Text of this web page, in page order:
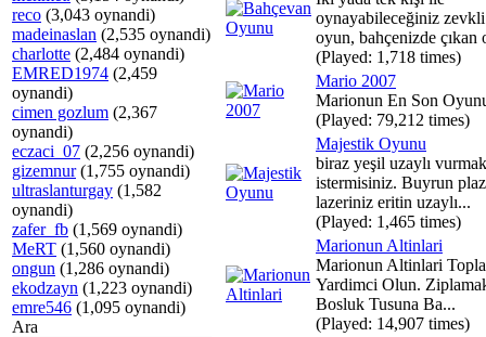
reco (3,043 oynandi)
madeinaslan (2,535 oynandi)
charlotte (2,484 oynandi)
EMRED1974 (2,459
oynandi)
cimen gozlum (2,367
oynandi)
eczaci_07 (2,256 oynandi)
gizemnur(1,755 oynandi)
ultraslanturgay (1,582
oynandi)
zafer_fb (1,569 oynandi)
MeRT (1,560 oynandi)
ongun (1,286 oynandi)
ekodzayn (1,223 oynandi)
emre546 (1,095 oynandi)
Ara
oynayabileceğiniz
oyun, bahçenizde çıkan
(Played: 1,718 times)
Mario 2007
Marionun En Son
(Played: 79,212 times)
Majestik Oyunu
biraz yeşil uzaylı vurmak
istermisiniz. Buyrun
lazeriniz eritin uzaylı...
(Played: 1,465 times)
Marionun Altinlari
Marionun Altinlari
Yardimci Olun.
Bosluk Tusuna Ba...
(Played: 14,907 times)